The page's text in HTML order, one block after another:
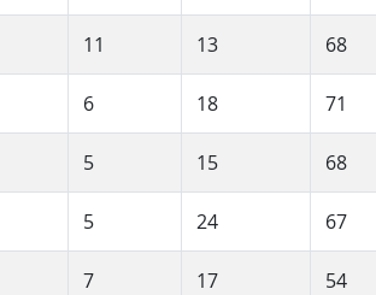
11 13 68
6 18 71
5 15 68
5 24 67
7 17 54